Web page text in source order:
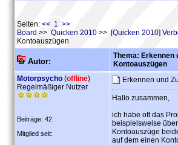
Seiten: << 1 >>
Board >> Quicken 2010 >> [Quicken 2010]
Kontoauszügen
Autor:
Thema: Erkennen
Kontoauszügen
Motorpsycho (offline)
Regelmäßiger Nutzer
Beiträge: 42
Mitglied seit:
Erkennen und
Hallo zusammen,
ich habe oft das
beispielsweise
Kontoauszüge
auf dem einen